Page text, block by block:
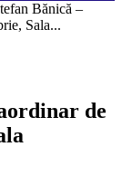
Bănică –
Sala...
de